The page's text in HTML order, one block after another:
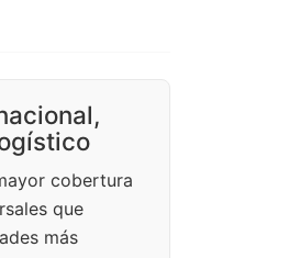
cobertura
que
más